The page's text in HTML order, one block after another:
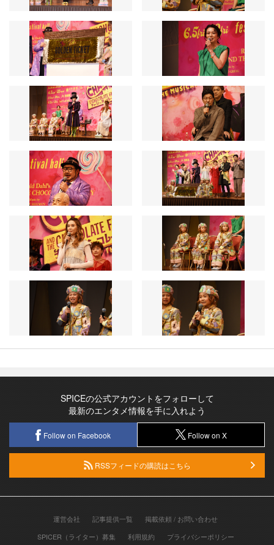
SPICEの公式アカウントをフォローして
最新のエンタメ情報を手に入れよう
Follow on Facebook Follow on X
RSSフィードの購読はこちら
運営会社 記事提供一覧
掲載依頼 / お問い合わせ
SPICER（ライター）募集
利用規約 プライバシーポリシー